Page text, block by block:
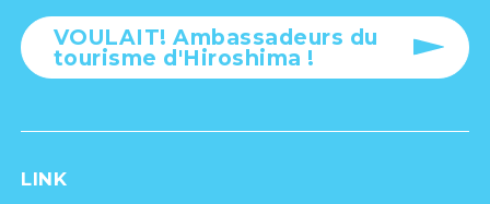
VOULAIT! Ambassadeurs du
tourisme d'Hiroshima !
LINK